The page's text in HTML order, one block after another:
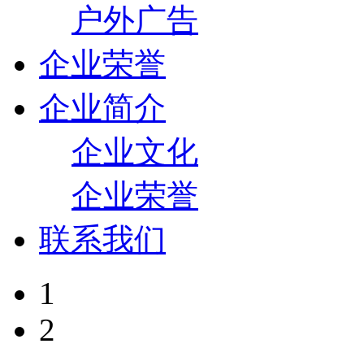
户外广告
企业荣誉
企业简介
企业文化
企业荣誉
联系我们
1
2